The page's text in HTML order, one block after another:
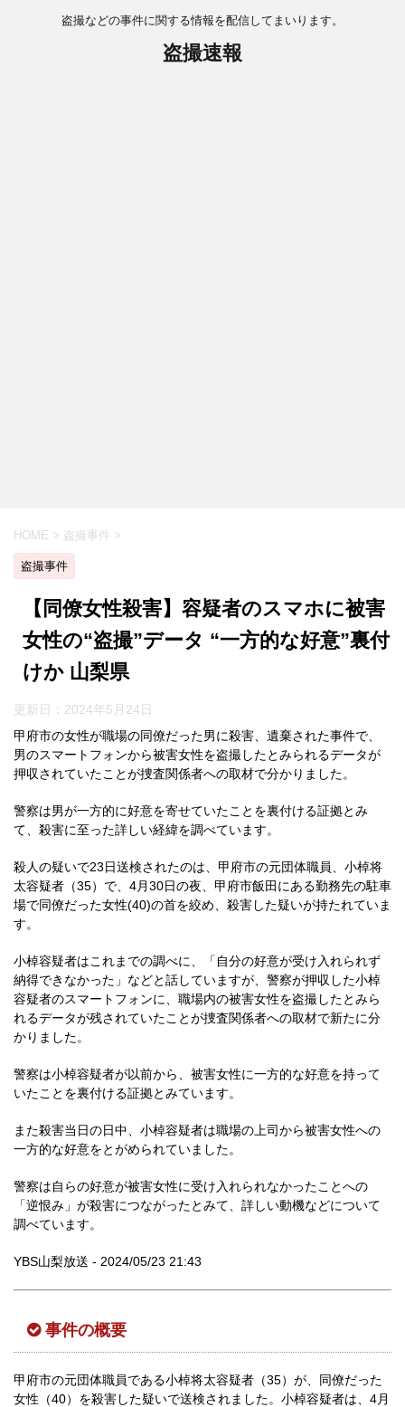
盗撮などの事件に関する情報を配信してまいります。
盗撮速報
HOME > 盗撮事件 >
盗撮事件
【同僚女性殺害】容疑者のスマホに被害
女性の“盗撮”データ “一方的な好意”裏付
けか 山梨県
更新日： 2024年5月24日
甲府市の女性が職場の同僚だった男に殺害、遺棄された事件で、
男のスマートフォンから被害女性を盗撮したとみられるデータが
押収されていたことが捜査関係者への取材で分かりました。
警察は男が一方的に好意を寄せていたことを裏付ける証拠とみ
て、殺害に至った詳しい経緯を調べています。
殺人の疑いで23日送検されたのは、甲府市の元団体職員、小棹将
太容疑者（35）で、4月30日の夜、甲府市飯田にある勤務先の駐車
場で同僚だった女性(40)の首を絞め、殺害した疑いが持たれていま
す。
小棹容疑者はこれまでの調べに、「自分の好意が受け入れられず
納得できなかった」などと話していますが、警察が押収した小棹
容疑者のスマートフォンに、職場内の被害女性を盗撮したとみら
れるデータが残されていたことが捜査関係者への取材で新たに分
かりました。
警察は小棹容疑者が以前から、被害女性に一方的な好意を持って
いたことを裏付ける証拠とみています。
また殺害当日の日中、小棹容疑者は職場の上司から被害女性への
一方的な好意をとがめられていました。
警察は自らの好意が被害女性に受け入れられなかったことへの
「逆恨み」が殺害につながったとみて、詳しい動機などについて
調べています。
YBS山梨放送 - 2024/05/23 21:43
事件の概要
甲府市の元団体職員である小棹将太容疑者（35）が、同僚だった
女性（40）を殺害した疑いで送検されました。小棹容疑者は、4月